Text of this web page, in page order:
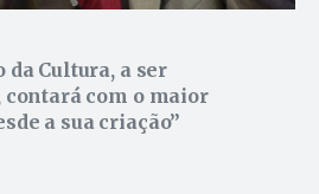
Cultura, a ser
com o maior
a sua criação